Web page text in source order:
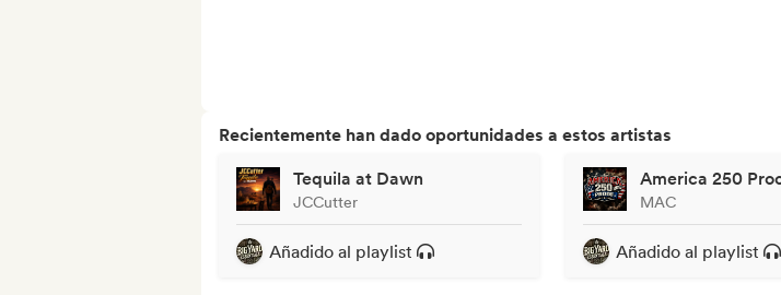
Recientemente han dado oportunidades a estos artistas
Tequila at Dawn
JCCutter
Añadido al playlist
America 250
MAC
Añadido al playlist